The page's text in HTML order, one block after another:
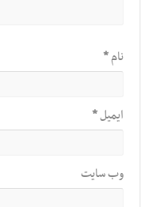
نام*
ایمیل*
وب‌ سایت